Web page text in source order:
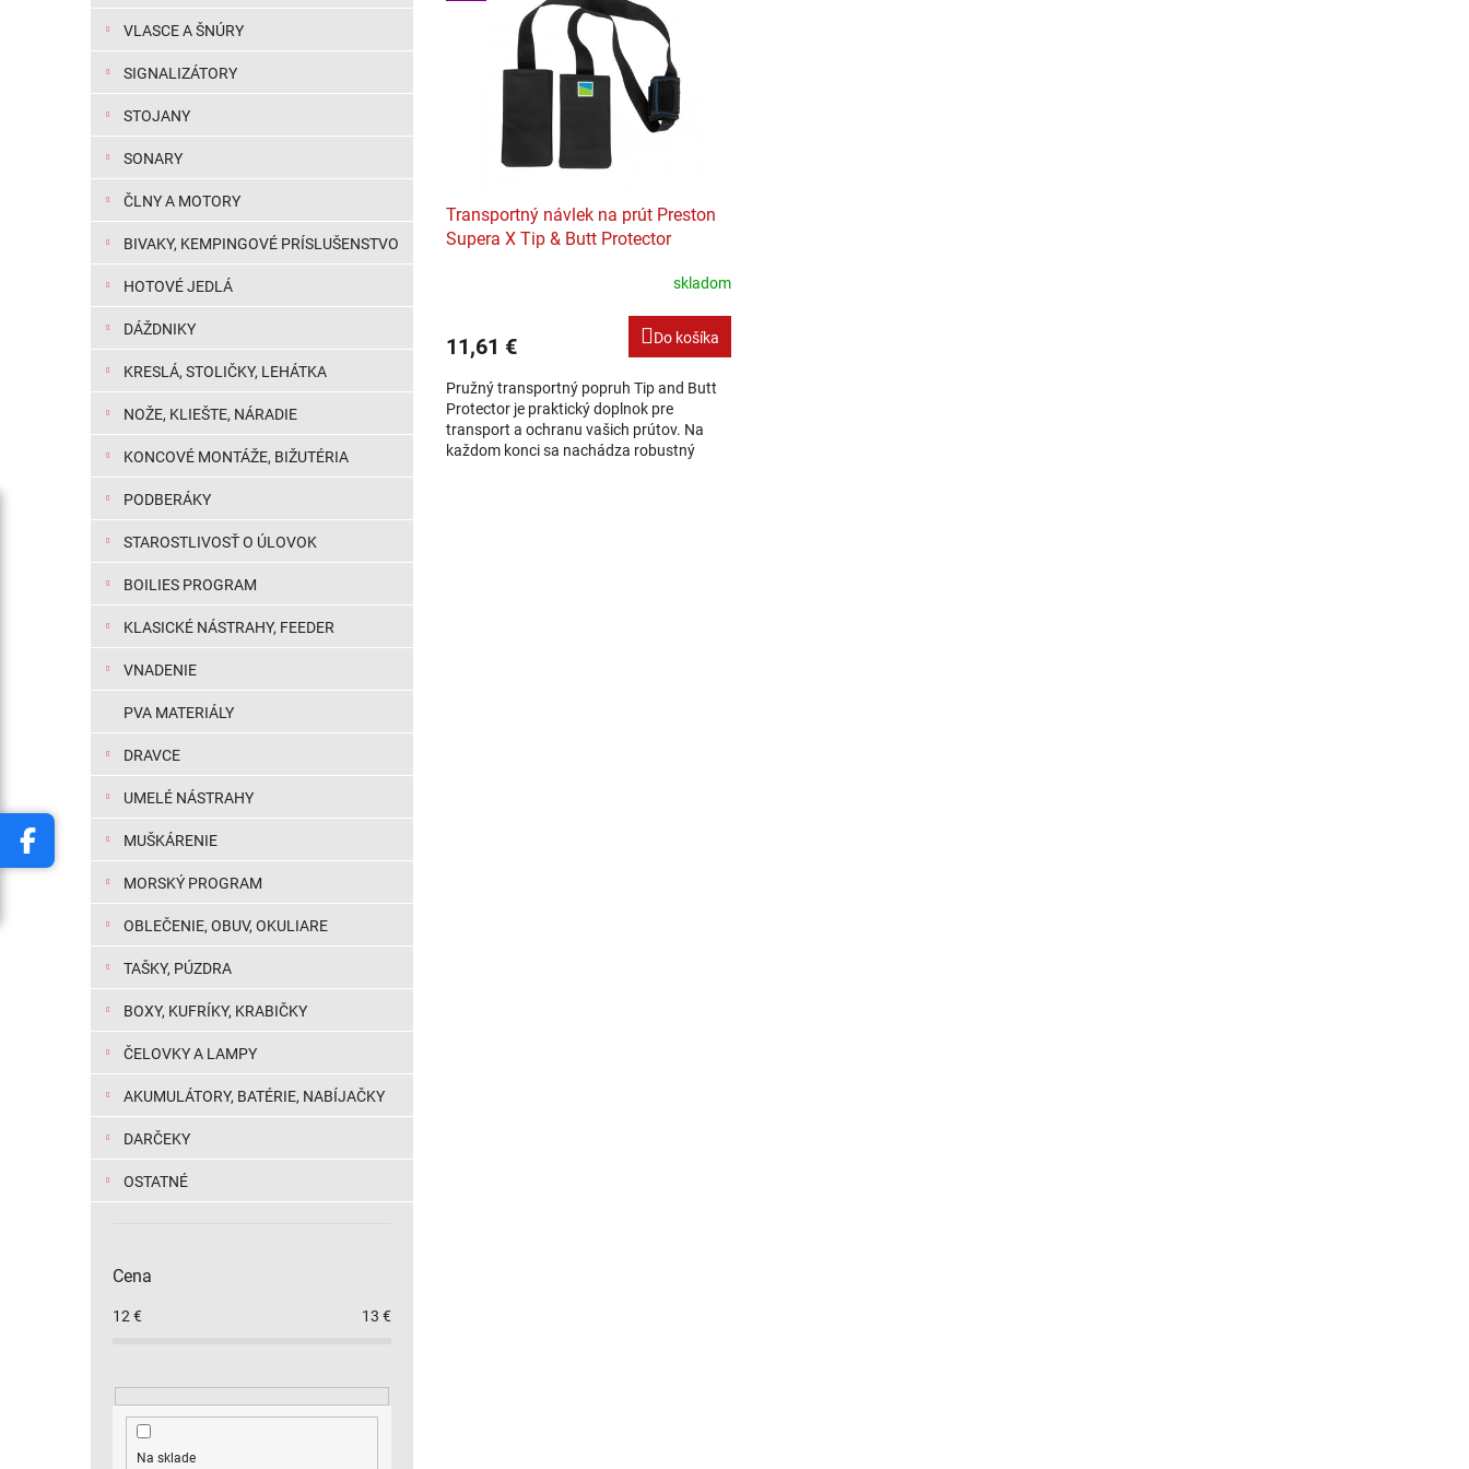
VLASCE A ŠNÚRY
SIGNALIZÁTORY
STOJANY
SONARY
ČLNY A MOTORY
BIVAKY, KEMPINGOVÉ PRÍSLUŠENSTVO
HOTOVÉ JEDLÁ
DÁŽDNIKY
KRESLÁ, STOLIČKY, LEHÁTKA
NOŽE, KLIEŠTE, NÁRADIE
KONCOVÉ MONTÁŽE, BIŽUTÉRIA
PODBERÁKY
STAROSTLIVOSŤ O ÚLOVOK
BOILIES PROGRAM
KLASICKÉ NÁSTRAHY, FEEDER
VNADENIE
PVA MATERIÁLY
DRAVCE
UMELÉ NÁSTRAHY
MUŠKÁRENIE
MORSKÝ PROGRAM
OBLEČENIE, OBUV, OKULIARE
TAŠKY, PÚZDRA
BOXY, KUFRÍKY, KRABIČKY
ČELOVKY A LAMPY
AKUMULÁTORY, BATÉRIE, NABÍJAČKY
DARČEKY
OSTATNÉ
Cena
12 € 13 €
Na sklade
Transportný návlek na prút Preston
Supera X Tip & Butt Protector
skladom
11,61 € Do košíka
Pružný transportný popruh Tip and Butt
Protector je praktický doplnok pre
transport a ochranu vašich prútov. Na
každom konci sa nachádza robustný